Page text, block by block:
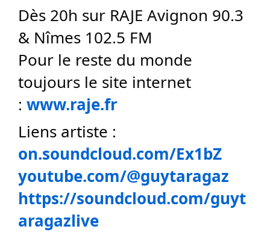
Dès 20h sur RAJE Avignon 90.3
& Nîmes 102.5 FM
Pour le reste du monde
toujours le site internet
: www.raje.fr
Liens artiste :
on.soundcloud.com/Ex1bZ
youtube.com/@guytaragaz
https://soundcloud.com/guyt
aragazlive